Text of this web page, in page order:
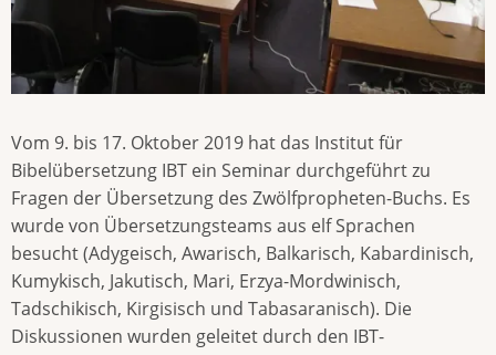
Vom 9. bis 17. Oktober 2019 hat das Institut für
Bibelübersetzung IBT ein Seminar durchgeführt zu
Fragen der Übersetzung des Zwölfpropheten-Buchs. Es
wurde von Übersetzungsteams aus elf Sprachen
besucht (Adygeisch, Awarisch, Balkarisch, Kabardinisch,
Kumykisch, Jakutisch, Mari, Erzya-Mordwinisch,
Tadschikisch, Kirgisisch und Tabasaranisch). Die
Diskussionen wurden geleitet durch den IBT-